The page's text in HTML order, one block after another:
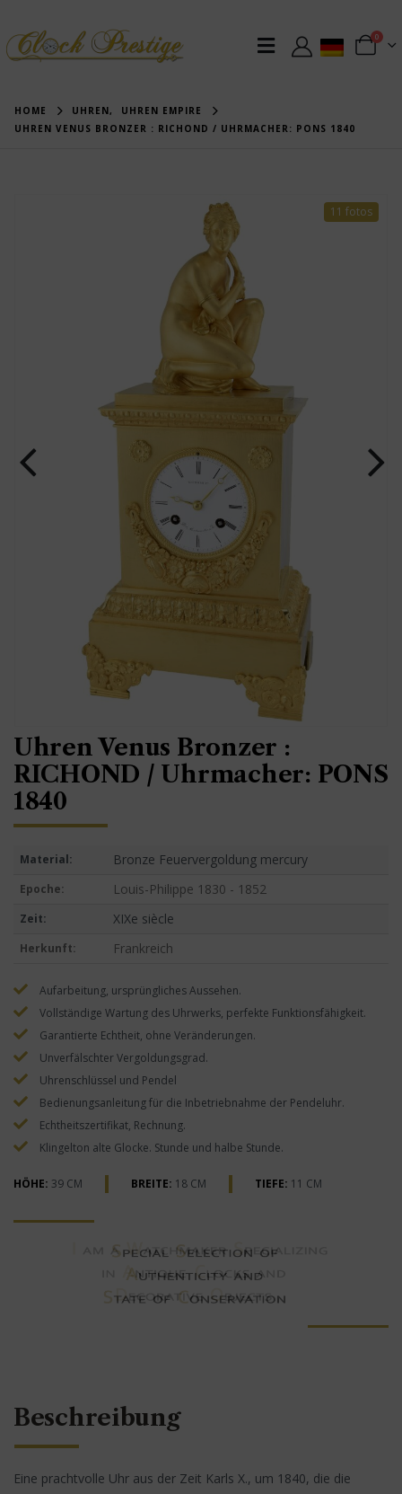
0
HOME UHREN,
UHREN EMPIRE
UHREN VENUS BRONZER : RICHOND / UHRMACHER: PONS 1840
11 fotos
Uhren Venus Bronzer :
RICHOND / Uhrmacher: PONS
1840
Material: Bronze Feuervergoldung mercury
Epoche: Louis-Philippe 1830 - 1852
Zeit: XIXe siècle
Herkunft: Frankreich
Aufarbeitung, ursprüngliches Aussehen.
Vollständige Wartung des Uhrwerks, perfekte Funktionsfähigkeit.
Garantierte Echtheit, ohne Veränderungen.
Unverfälschter Vergoldungsgrad.
Uhrenschlüssel und Pendel
Bedienungsanleitung für die Inbetriebnahme der Pendeluhr.
Echtheitszertifikat, Rechnung.
Klingelton alte Glocke. Stunde und halbe Stunde.
HÖHE: 39 CM BREITE: 18 CM TIEFE: 11 CM
Beschreibung
Eine prachtvolle Uhr aus der Zeit Karls X., um 1840, die die